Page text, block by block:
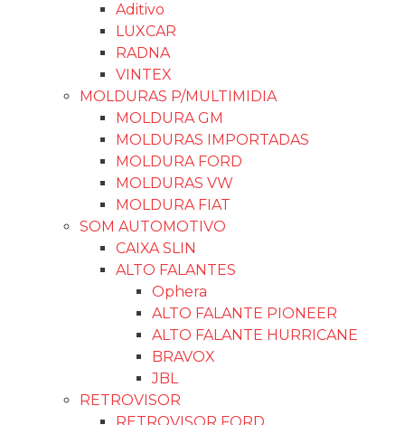
Aditivo
LUXCAR
RADNA
VINTEX
MOLDURAS P/MULTIMIDIA
MOLDURA GM
MOLDURAS IMPORTADAS
MOLDURA FORD
MOLDURAS VW
MOLDURA FIAT
SOM AUTOMOTIVO
CAIXA SLIN
ALTO FALANTES
Ophera
ALTO FALANTE PIONEER
ALTO FALANTE HURRICANE
BRAVOX
JBL
RETROVISOR